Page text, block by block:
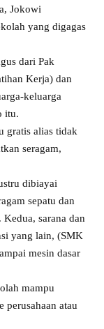
Jokowi
yang digagas
dari Pak
Kerja) dan
keluarga
itu.
gratis alias tidak
seragam,
dibiayai
sepatu dan
sarana dan
yang lain, (SMK
mesin dasar
mampu
perusahaan atau